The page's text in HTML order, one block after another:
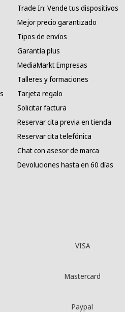
Trade In: Vende tus dispositivos
Mejor precio garantizado
Tipos de envíos
Garantía plus
MediaMarkt Empresas
Talleres y formaciones
Tarjeta regalo
Solicitar factura
Reservar cita previa en tienda
Reservar cita telefónica
Chat con asesor de marca
Devoluciones hasta en 60 días
VISA
Mastercard
Paypal